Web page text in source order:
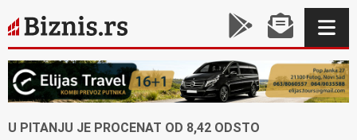
U PITANJU JE PROCENAT OD 8,42 ODSTO